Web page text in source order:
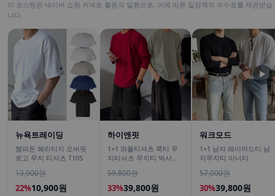
이 포스팅은 네이버 쇼핑 커넥트 활동의 일환으로, 이에 따른 일정액의 수수료를 제공받습
니다.
뉴욕트레이딩
챔피온 헤리티지 오버핏
로고 무지 티셔츠 T105
13,900원
22%10,900원
하이앤핏
1+1 와플티셔츠 쭉티 무
지티셔츠 무지티 빅사이
59,800원
33%39,800원
워크모드
1+1 남자 레이어드티 남
자무지티 이너티
57,000원
30%39,800원
▶